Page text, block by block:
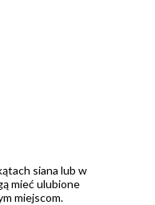
siana lub w
mieć ulubione
miejscom.